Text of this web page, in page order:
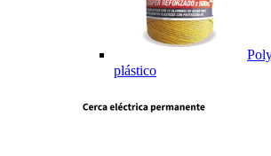
plástico